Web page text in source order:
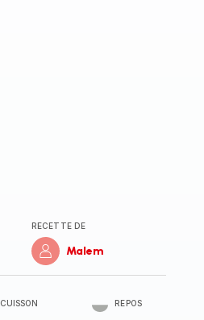
RECETTE DE
Malem
CUISSON REPOS